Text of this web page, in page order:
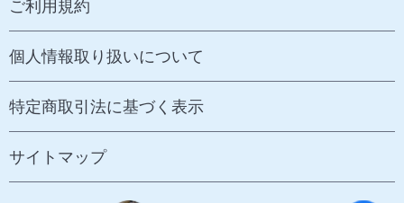
ご利用規約
個人情報取り扱いについて
特定商取引法に基づく表示
サイトマップ